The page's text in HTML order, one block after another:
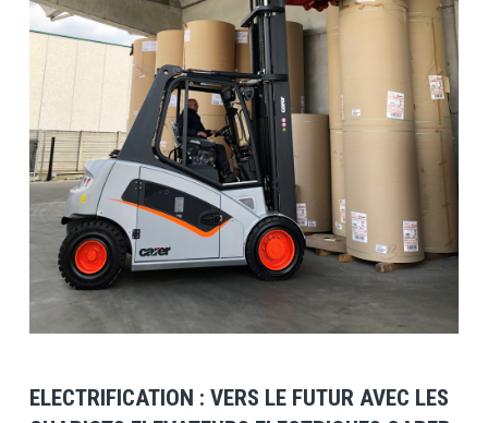
View Post
ELECTRIFICATION : VERS LE FUTUR AVEC LES